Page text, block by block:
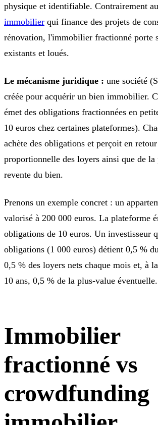
physique et identifiable. Contrairement au
immobilier qui finance des projets de
rénovation, l'immobilier fractionné porte
existants et loués.
Le mécanisme juridique : une société
créée pour acquérir un bien immobilier.
émet des obligations fractionnées en
10 euros chez certaines plateformes).
achète des obligations et perçoit en
proportionnelle des loyers ainsi que de la
revente du bien.
Prenons un exemple concret : un
valorisé à 200 000 euros. La plateforme
obligations de 10 euros. Un investisseur
obligations (1 000 euros) détient 0,5 %
0,5 % des loyers nets chaque mois et, à
10 ans, 0,5 % de la plus-value éventuelle.
Immobilier
fractionné vs
crowdfunding